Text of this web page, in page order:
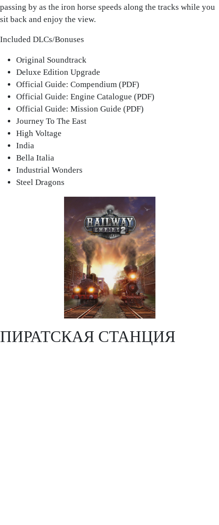
passing by as the iron horse speeds along the tracks while you
sit back and enjoy the view.
Included DLCs/Bonuses
Original Soundtrack
Deluxe Edition Upgrade
Official Guide: Compendium (PDF)
Official Guide: Engine Catalogue (PDF)
Official Guide: Mission Guide (PDF)
Journey To The East
High Voltage
India
Bella Italia
Industrial Wonders
Steel Dragons
ПИРАТСКАЯ СТАНЦИЯ